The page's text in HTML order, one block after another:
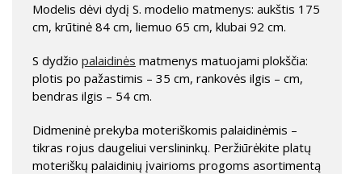
Modelis dėvi dydį S. modelio matmenys: aukštis 175
cm, krūtinė 84 cm, liemuo 65 cm, klubai 92 cm.
S dydžio palaidinės matmenys matuojami plokščia:
plotis po pažastimis – 35 cm, rankovės ilgis – cm,
bendras ilgis – 54 cm.
Didmeninė prekyba moteriškomis palaidinėmis –
tikras rojus daugeliui verslininkų. Peržiūrėkite platų
moteriškų palaidinių įvairioms progoms asortimentą